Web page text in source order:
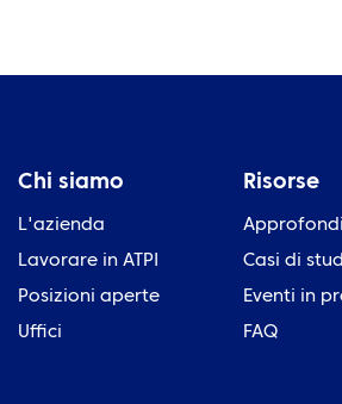
Chi siamo
L'azienda
Lavorare in ATPI
Posizioni aperte
Uffici
Risorse
Casi di
Eventi in
FAQ